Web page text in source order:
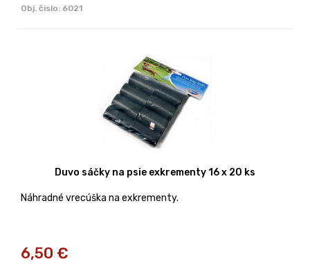
Obj. čislo: 6021
Duvo sáčky na psie exkrementy 16 x 20 ks
Náhradné vrecúška na exkrementy.
6,50 €